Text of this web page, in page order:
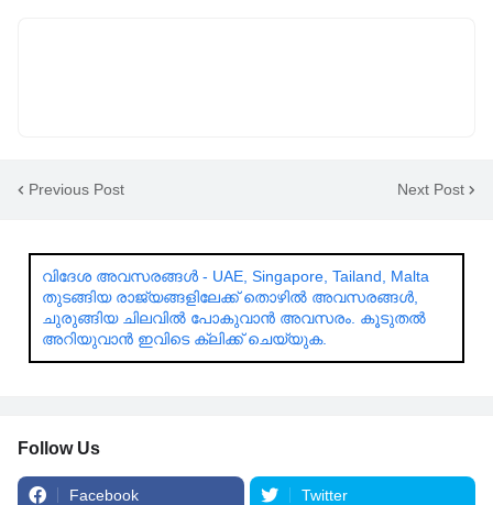
Previous Post Next Post
വിദേശ അവസരങ്ങൾ - UAE, Singapore, Tailand, Malta
തുടങ്ങിയ രാജ്യങ്ങളിലേക്ക് തൊഴിൽ അവസരങ്ങൾ,
ചുരുങ്ങിയ ചിലവിൽ പോകുവാൻ അവസരം. കൂടുതൽ
അറിയുവാൻ ഇവിടെ ക്ലിക്ക് ചെയ്യുക.
Follow Us
Facebook Twitter